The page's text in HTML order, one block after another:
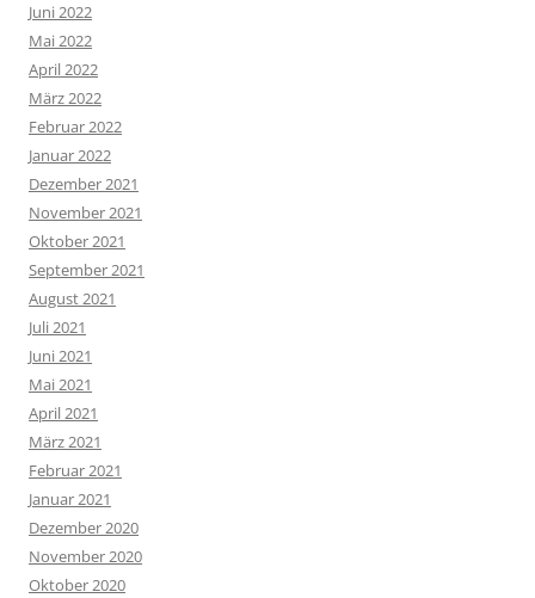
Juni 2022
Mai 2022
April 2022
März 2022
Februar 2022
Januar 2022
Dezember 2021
November 2021
Oktober 2021
September 2021
August 2021
Juli 2021
Juni 2021
Mai 2021
April 2021
März 2021
Februar 2021
Januar 2021
Dezember 2020
November 2020
Oktober 2020